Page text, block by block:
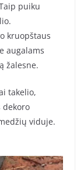
puiku
kruopštaus
augalams
žalesne.
takelio,
dekoro
viduje.